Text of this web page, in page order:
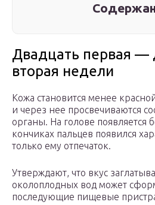
Двадцать первая —
вторая недели
Кожа становится менее
и через нее просвечиваются
органы. На голове появляется
кончиках пальцев появился
только ему отпечаток.
Утверждают, что вкус
околоплодных вод может
последующие пищевые